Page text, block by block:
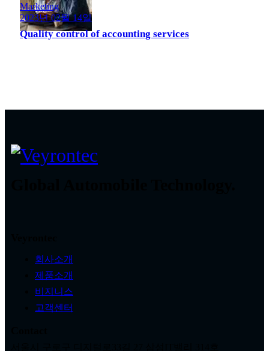
Marketing
2023년 02월 14일
Quality control of accounting services
회사소개
제품소개
비지니스
고객센터